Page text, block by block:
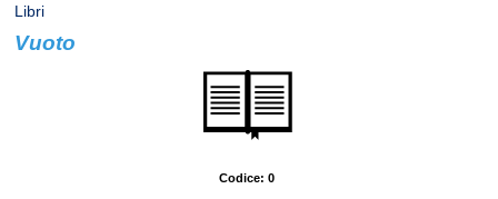
Libri
Vuoto
Autore: De Giovanni, Maurizio
Codice: 0